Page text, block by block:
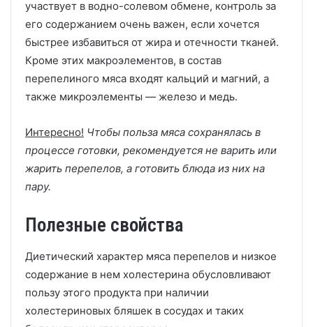
участвует в водно-солевом обмене, контроль за
его содержанием очень важен, если хочется
быстрее избавиться от жира и отечности тканей.
Кроме этих макроэлементов, в состав
перепелиного мяса входят кальций и магний, а
также микроэлементы — железо и медь.
Интересно! Чтобы польза мяса сохранялась в
процессе готовки, рекомендуется не варить или
жарить перепелов, а готовить блюда из них на
пару.
Полезные свойства
Диетический характер мяса перепелов и низкое
содержание в нем холестерина обусловливают
пользу этого продукта при наличии
холестериновых бляшек в сосудах и таких